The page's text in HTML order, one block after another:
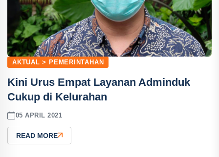
AKTUAL > PEMERINTAHAN
Kini Urus Empat Layanan Adminduk
Cukup di Kelurahan
05 APRIL 2021
READ MORE